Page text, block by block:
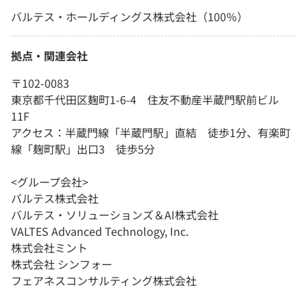
バルテス・ホールディングス株式会社（100％）
拠点・関連会社
〒102-0083
東京都千代田区麹町1-6-4 住友不動産半蔵門駅前ビル
11F
アクセス：半蔵門線「半蔵門駅」直結 徒歩1分、有楽町
線「麹町駅」出口3 徒歩5分
<グループ会社>
バルテス株式会社
バルテス・ソリューションズ＆AI株式会社
VALTES Advanced Technology, Inc.
株式会社ミント
株式会社 シンフォー
フェアネスコンサルティング株式会社